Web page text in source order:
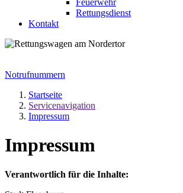
Rettungsdienst
Kontakt
Notrufnummern
Startseite
Servicenavigation
Impressum
Impressum
Verantwortlich für die Inhalte: